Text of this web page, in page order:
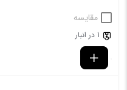
مقایسه
1 در انبار